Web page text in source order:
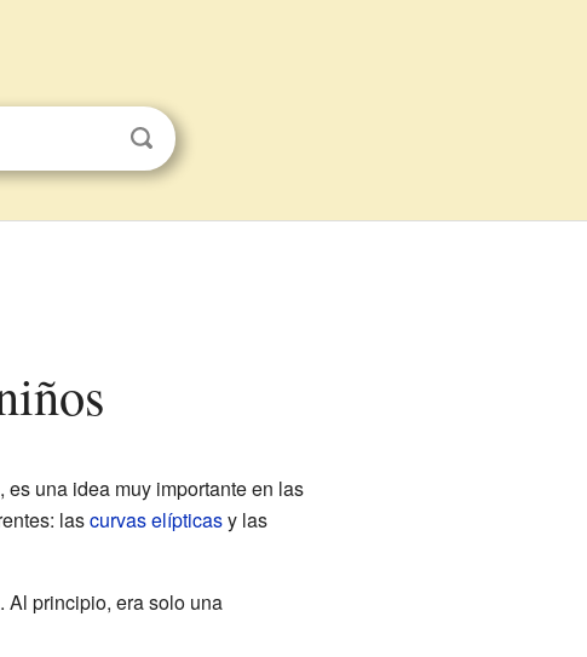
, es una idea muy importante en las
lascurvas elípticasy las
. Al principio, era solo una